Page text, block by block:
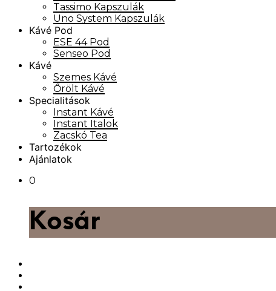
Tassimo Kapszulák
Uno System Kapszulák
Kávé Pod
ESE 44 Pod
Senseo Pod
Kávé
Szemes Kávé
Őrölt Kávé
Specialitások
Instant Kávé
Instant Italok
Zacskó Tea
Tartozékok
Ajánlatok
0
Kosár